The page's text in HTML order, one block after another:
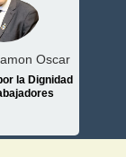
Oscar
la Dignidad